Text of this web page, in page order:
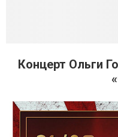
Концерт Ольги